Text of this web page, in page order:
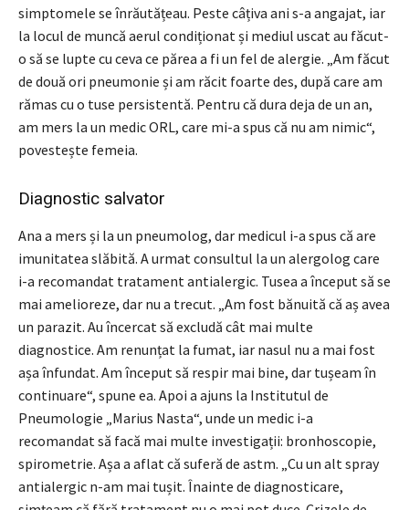
simptomele se înrăutățeau. Peste câțiva ani s-a angajat, iar
la locul de muncă aerul condiționat și mediul uscat au făcut-
o să se lupte cu ceva ce părea a fi un fel de alergie. „Am făcut
de două ori pneumonie și am răcit foarte des, după care am
rămas cu o tuse persistentă. Pentru că dura deja de un an,
am mers la un medic ORL, care mi-a spus că nu am nimic“,
povestește femeia.
Diagnostic salvator
Ana a mers și la un pneumolog, dar medicul i-a spus că are
imunitatea slăbită. A urmat consultul la un alergolog care
i-a recomandat tratament antialergic. Tusea a început să se
mai amelioreze, dar nu a trecut. „Am fost bănuită că aș avea
un parazit. Au încercat să excludă cât mai multe
diagnostice. Am renunțat la fumat, iar nasul nu a mai fost
așa înfundat. Am început să respir mai bine, dar tușeam în
continuare“, spune ea. Apoi a ajuns la Institutul de
Pneumologie „Marius Nasta“, unde un medic i-a
recomandat să facă mai multe investigații: bronhoscopie,
spirometrie. Așa a aflat că suferă de astm. „Cu un alt spray
antialergic n-am mai tușit. Înainte de diagnosticare,